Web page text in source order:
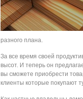
разного плана.
За все время своей
высот. И теперь он
вы сможете приобрести
клиенты которые покупают